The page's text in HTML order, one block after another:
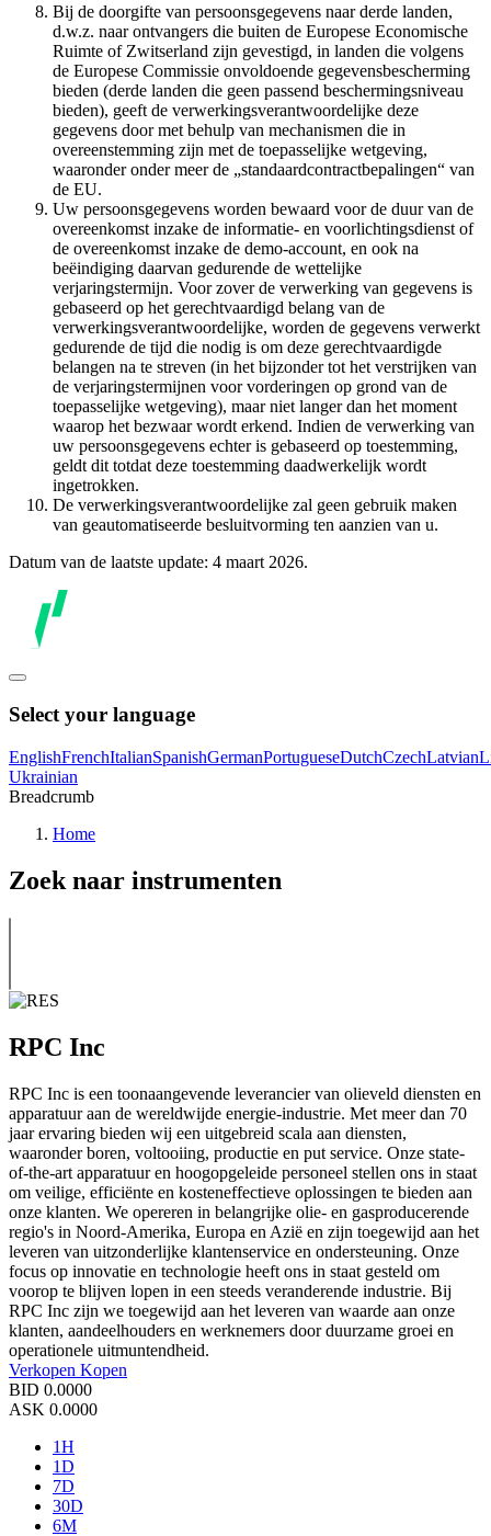
Bij de doorgifte van persoonsgegevens naar derde landen,
d.w.z. naar ontvangers die buiten de Europese Economische
Ruimte of Zwitserland zijn gevestigd, in landen die volgens
de Europese Commissie onvoldoende gegevensbescherming
bieden (derde landen die geen passend beschermingsniveau
bieden), geeft de verwerkingsverantwoordelijke deze
gegevens door met behulp van mechanismen die in
overeenstemming zijn met de toepasselijke wetgeving,
waaronder onder meer de „standaardcontractbepalingen“ van
de EU.
Uw persoonsgegevens worden bewaard voor de duur van de
overeenkomst inzake de informatie- en voorlichtingsdienst of
de overeenkomst inzake de demo-account, en ook na
beëindiging daarvan gedurende de wettelijke
verjaringstermijn. Voor zover de verwerking van gegevens is
gebaseerd op het gerechtvaardigd belang van de
verwerkingsverantwoordelijke, worden de gegevens verwerkt
gedurende de tijd die nodig is om deze gerechtvaardigde
belangen na te streven (in het bijzonder tot het verstrijken van
de verjaringstermijnen voor vorderingen op grond van de
toepasselijke wetgeving), maar niet langer dan het moment
waarop het bezwaar wordt erkend. Indien de verwerking van
uw persoonsgegevens echter is gebaseerd op toestemming,
geldt dit totdat deze toestemming daadwerkelijk wordt
ingetrokken.
De verwerkingsverantwoordelijke zal geen gebruik maken
van geautomatiseerde besluitvorming ten aanzien van u.
Datum van de laatste update: 4 maart 2026.
Select your language
EnglishFrenchItalianSpanishGermanPortugueseDutchCzechLatvian
Ukrainian
Breadcrumb
Home
Zoek naar instrumenten
RPC Inc
RPC Inc is een toonaangevende leverancier van olieveld diensten en
apparatuur aan de wereldwijde energie-industrie. Met meer dan 70
jaar ervaring bieden wij een uitgebreid scala aan diensten,
waaronder boren, voltooiing, productie en put service. Onze state-
of-the-art apparatuur en hoogopgeleide personeel stellen ons in staat
om veilige, efficiënte en kosteneffectieve oplossingen te bieden aan
onze klanten. We opereren in belangrijke olie- en gasproducerende
regio's in Noord-Amerika, Europa en Azië en zijn toegewijd aan het
leveren van uitzonderlijke klantenservice en ondersteuning. Onze
focus op innovatie en technologie heeft ons in staat gesteld om
voorop te blijven lopen in een steeds veranderende industrie. Bij
RPC Inc zijn we toegewijd aan het leveren van waarde aan onze
klanten, aandeelhouders en werknemers door duurzame groei en
operationele uitmuntendheid.
Verkopen Kopen
BID 0.0000
ASK 0.0000
1H
1D
7D
30D
6M